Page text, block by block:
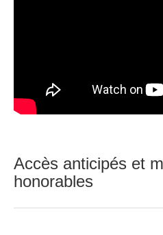
Accès anticipés et
honorables